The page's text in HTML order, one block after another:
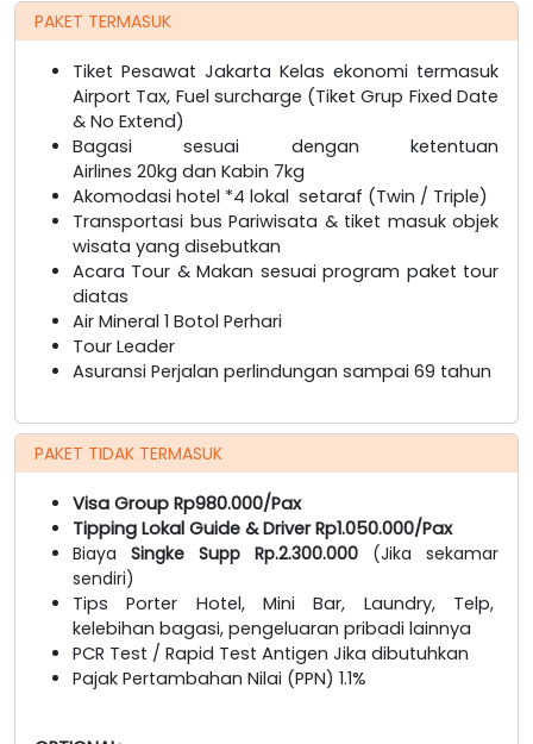
PAKET TERMASUK
Tiket Pesawat Jakarta Kelas ekonomi termasuk
Airport Tax, Fuel surcharge (Tiket Grup Fixed Date
& No Extend)
Bagasi sesuai dengan ketentuan
Airlines 20kg dan Kabin 7kg
Akomodasi hotel *4 lokal setaraf (Twin / Triple)
Transportasi bus Pariwisata & tiket masuk objek
wisata yang disebutkan
Acara Tour & Makan sesuai program paket tour
diatas
Air Mineral 1 Botol Perhari
Tour Leader
Asuransi Perjalan perlindungan sampai 69 tahun
PAKET TIDAK TERMASUK
Visa Group Rp980.000/Pax
Tipping Lokal Guide & Driver Rp1.050.000/Pax
Biaya Singke Supp Rp.2.300.000 (Jika sekamar
sendiri)
Tips Porter Hotel, Mini Bar, Laundry, Telp,
kelebihan bagasi, pengeluaran pribadi lainnya
PCR Test / Rapid Test Antigen Jika dibutuhkan
Pajak Pertambahan Nilai (PPN) 1.1%